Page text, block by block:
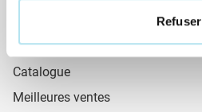
Refuser
Sacs shopping personnalisés
Catalogue
Meilleures ventes